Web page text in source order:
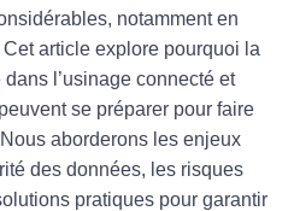
notamment en
Cet article explore pourquoi la
l’usinage connecté et
se préparer pour faire
aborderons les enjeux
des données, les risques
pratiques pour garantir